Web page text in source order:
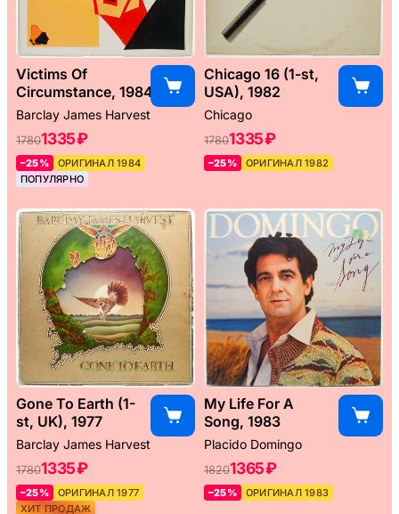
Victims Of
Circumstance, 1984
Barclay James Harvest
17801335 ₽
–25%
ОРИГИНАЛ 1984
ПОПУЛЯРНО
Chicago 16 (1-st,
USA), 1982
Chicago
17801335 ₽
–25% ОРИГИНАЛ 1982
Gone To Earth (1-
st, UK), 1977
Barclay James Harvest
17801335 ₽
–25%
ОРИГИНАЛ 1977
ХИТ ПРОДАЖ
My Life For A
Song, 1983
Placido Domingo
18201365 ₽
–25% ОРИГИНАЛ 1983